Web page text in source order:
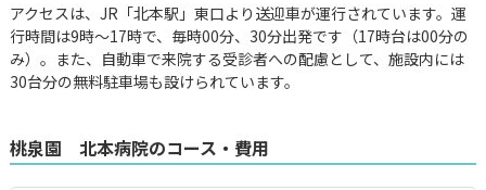
アクセスは、JR「北本駅」東口より送迎車が運行されています。運
行時間は9時～17時で、毎時00分、30分出発です（17時台は00分の
み）。また、自動車で来院する受診者への配慮として、施設内には
30台分の無料駐車場も設けられています。
桃泉園 北本病院のコース・費用